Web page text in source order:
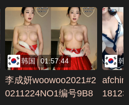
韩国 01:57:44
李成妍woowoo2021#2
0211224NO1编号9B8
韩